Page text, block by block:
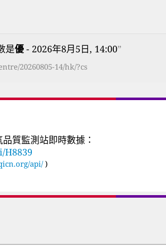
是優 - 2026年8月5日, 14:00”
20260805-14/hk/?cs
質監測站即時數據：
H8839
api/)